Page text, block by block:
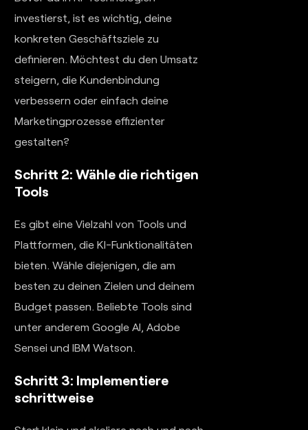
investierst, ist es wichtig, deine
konkreten Geschäftsziele zu
definieren. Möchtest du den Umsatz
steigern, die Kundenbindung
verbessern oder einfach deine
Marketingprozesse effizienter
gestalten?
Schritt 2: Wähle die richtigen
Tools
Es gibt eine Vielzahl von Tools und
Plattformen, die KI-Funktionalitäten
bieten. Wähle diejenigen, die am
besten zu deinen Zielen und deinem
Budget passen. Beliebte Tools sind
unter anderem Google AI, Adobe
Sensei und IBM Watson.
Schritt 3: Implementiere
schrittweise